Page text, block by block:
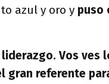
azul y oro y puso
Vos ves
gran referente